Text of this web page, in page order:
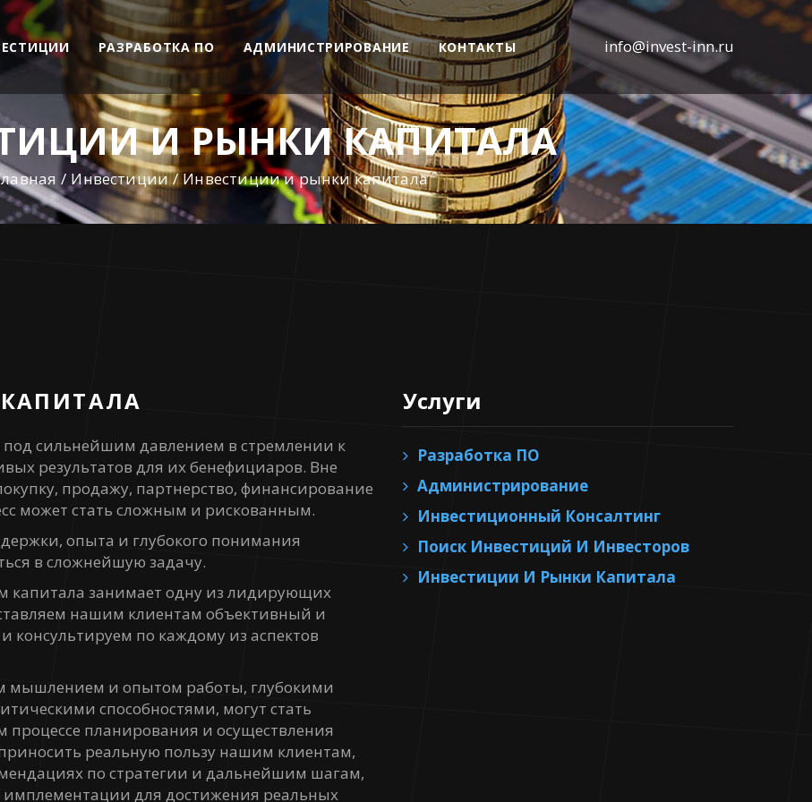
РАЗРАБОТКА ПО АДМИНИСТРИРОВАНИЕ КОНТАКТЫ info@invest-inn.ru
И РЫНКИ КАПИТАЛА
Инвестиции Инвестиции и рынки капитала
под сильнейшим давлением в стремлении к
результатов для их бенефициаров. Вне
продажу, партнерство, финансирование
может стать сложным и рискованным.
опыта и глубокого понимания
в сложнейшую задачу.
занимает одну из лидирующих
нашим клиентам объективный и
по каждому из аспектов
мышлением и опытом работы, глубокими
способностями, могут стать
планирования и осуществления
реальную пользу нашим клиентам,
по стратегии и дальнейшим шагам,
имплементации для достижения реальных
Услуги
Разработка ПО
Администрирование
Инвестиционный Консалтинг
Поиск Инвестиций И Инвесторов
Инвестиции И Рынки Капитала